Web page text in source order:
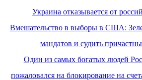
Украина отказывается от
Вмешательство в выборы в США:
мандатов и судить
Один из самых богатых людей
пожаловался на блокирование на